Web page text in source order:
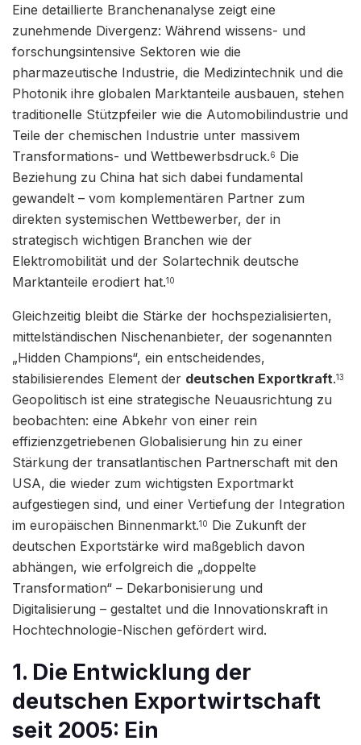
Eine detaillierte Branchenanalyse zeigt eine
zunehmende Divergenz: Während wissens- und
forschungsintensive Sektoren wie die
pharmazeutische Industrie, die Medizintechnik und die
Photonik ihre globalen Marktanteile ausbauen, stehen
traditionelle Stützpfeiler wie die Automobilindustrie und
Teile der chemischen Industrie unter massivem
Transformations- und Wettbewerbsdruck.6 Die
Beziehung zu China hat sich dabei fundamental
gewandelt – vom komplementären Partner zum
direkten systemischen Wettbewerber, der in
strategisch wichtigen Branchen wie der
Elektromobilität und der Solartechnik deutsche
Marktanteile erodiert hat.10
Gleichzeitig bleibt die Stärke der hochspezialisierten,
mittelständischen Nischenanbieter, der sogenannten
„Hidden Champions“, ein entscheidendes,
stabilisierendes Element der deutschen Exportkraft.13
Geopolitisch ist eine strategische Neuausrichtung zu
beobachten: eine Abkehr von einer rein
effizienzgetriebenen Globalisierung hin zu einer
Stärkung der transatlantischen Partnerschaft mit den
USA, die wieder zum wichtigsten Exportmarkt
aufgestiegen sind, und einer Vertiefung der Integration
im europäischen Binnenmarkt.10 Die Zukunft der
deutschen Exportstärke wird maßgeblich davon
abhängen, wie erfolgreich die „doppelte
Transformation“ – Dekarbonisierung und
Digitalisierung – gestaltet und die Innovationskraft in
Hochtechnologie-Nischen gefördert wird.
1. Die Entwicklung der
deutschen Exportwirtschaft
seit 2005: Ein